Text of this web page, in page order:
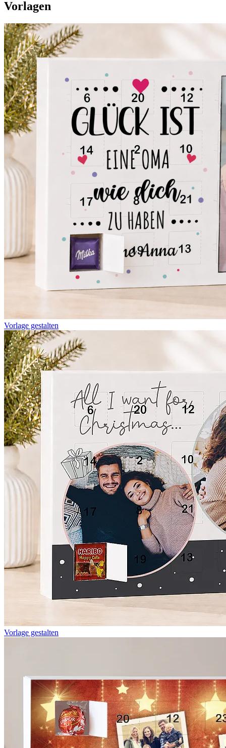
Vorlagen
Vorlage gestalten
Vorlage gestalten